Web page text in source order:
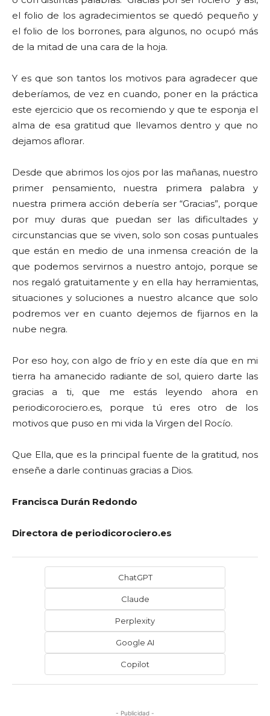
el folio de los agradecimientos se quedó pequeño y
el folio de los borrones, para algunos, no ocupó más
de la mitad de una cara de la hoja.
Y es que son tantos los motivos para agradecer que
deberíamos, de vez en cuando, poner en la práctica
este ejercicio que os recomiendo y que te esponja el
alma de esa gratitud que llevamos dentro y que no
dejamos aflorar.
Desde que abrimos los ojos por las mañanas, nuestro
primer pensamiento, nuestra primera palabra y
nuestra primera acción debería ser “Gracias”, porque
por muy duras que puedan ser las dificultades y
circunstancias que se viven, solo son cosas puntuales
que están en medio de una inmensa creación de la
que podemos servirnos a nuestro antojo, porque se
nos regaló gratuitamente y en ella hay herramientas,
situaciones y soluciones a nuestro alcance que solo
podremos ver en cuanto dejemos de fijarnos en la
nube negra.
Por eso hoy, con algo de frío y en este día que en mi
tierra ha amanecido radiante de sol, quiero darte las
gracias a ti, que me estás leyendo ahora en
periodicorociero.es, porque tú eres otro de los
motivos que puso en mi vida la Virgen del Rocío.
Que Ella, que es la principal fuente de la gratitud, nos
enseñe a darle continuas gracias a Dios.
Francisca Durán Redondo
Directora de periodicorociero.es
ChatGPT
Claude
Perplexity
Google AI
Copilot
- Publicidad -